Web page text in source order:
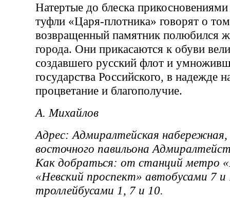
Натертые до блеска
туфли «Царя-плотника» говорят о
возвращенный памятник полюбился
города. Они прикасаются к обуви
создавшего русский флот и
государства Российского, в надежде
процветание и благополучие.
А. Михайлов
Адрес: Адмиралтейская
восточного павильона
Как добраться: от станций метро
«Невский проспект» автобусами 7 и
троллейбусами 1, 7 и 10.